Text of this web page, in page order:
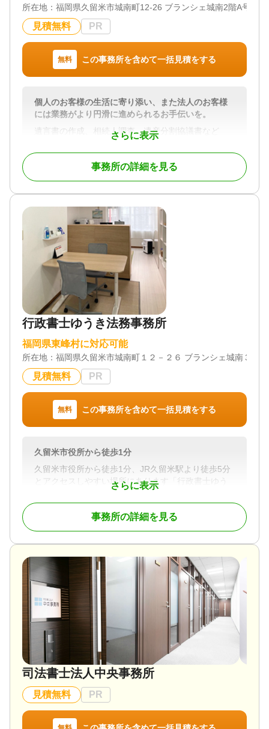
所在地： 福岡県久留米市城南町12-26 ブランシェ城南2階A号室
見積無料 PR
無料 この事務所を含めて一括見積をする
さらに表示
個人のお客様の生活に寄り添い、また法人のお客様
には業務がより円滑に進められるお手伝いを。
遺言書の作成、相続人調査、遺産分割協議書など
様々な相続手続きに対応しております。
書類作成には深い法律知識が必要であり、人生の中
で何度も経験することでないので
お困りになる方は沢山いると思います。
お気軽にご連絡ください。
対応業務
遺言書 / 遺産分割 / 相続財産調査 / 相続手続き / 銀行
手続き / 戸籍収集 / 相続人調査
対応体制
初回相談無料
事務所の詳細を見る
行政書士ゆうき法務事務所
福岡県東峰村に対応可能
所在地： 福岡県久留米市城南町１２－２６ ブランシェ城南３階
見積無料 PR
無料 この事務所を含めて一括見積をする
さらに表示
久留米市役所から徒歩1分
久留米市役所から徒歩1分、JR久留米駅より徒歩5分
とアクセスしやすい場所にあります「行政書士ゆう
き法務事務所」です。
福岡県久留米市を中心に福岡県・佐賀県と可能な限
りご対応させていただきます。
遺言・相続、任意後見契約など終活に関する相談や
対応業務
遺言書 / 遺産分割 / 相続財産調査 / 相続手続き / 銀行
手続き / 戸籍収集 / 相続人調査
事務所の詳細を見る
司法書士法人中央事務所
見積無料 PR